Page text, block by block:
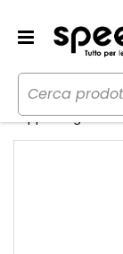
Home Auto
Tappeti in